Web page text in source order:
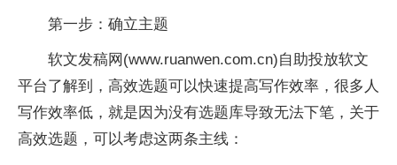
第一步：确立主题
软文发稿网(www.ruanwen.com.cn)自助投放软文
平台了解到，高效选题可以快速提高写作效率，很多人
写作效率低，就是因为没有选题库导致无法下笔，关于
高效选题，可以考虑这两条主线：